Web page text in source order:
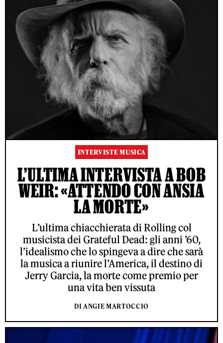
INTERVISTE MUSICA
L’ULTIMA INTERVISTA A BOB
WEIR: «ATTENDO CON ANSIA
LA MORTE»
L’ultima chiacchierata di Rolling col
musicista dei Grateful Dead: gli anni ’60,
l’idealismo che lo spingeva a dire che sarà
la musica a riunire l’America, il destino di
Jerry Garcia, la morte come premio per
una vita ben vissuta
DI ANGIE MARTOCCIO